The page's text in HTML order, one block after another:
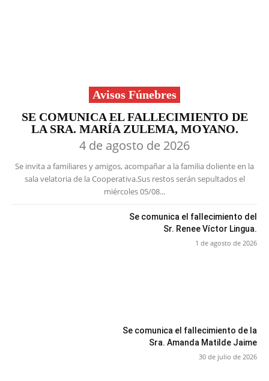
Avisos Fúnebres
SE COMUNICA EL FALLECIMIENTO DE
LA SRA. MARÍA ZULEMA, MOYANO.
4 de agosto de 2026
Se invita a familiares y amigos, acompañar a la familia doliente en la
sala velatoria de la Cooperativa.Sus restos serán sepultados el
miércoles 05/08...
Se comunica el fallecimiento del
Sr. Renee Víctor Lingua.
1 de agosto de 2026
Se comunica el fallecimiento de la
Sra. Amanda Matilde Jaime
30 de julio de 2026